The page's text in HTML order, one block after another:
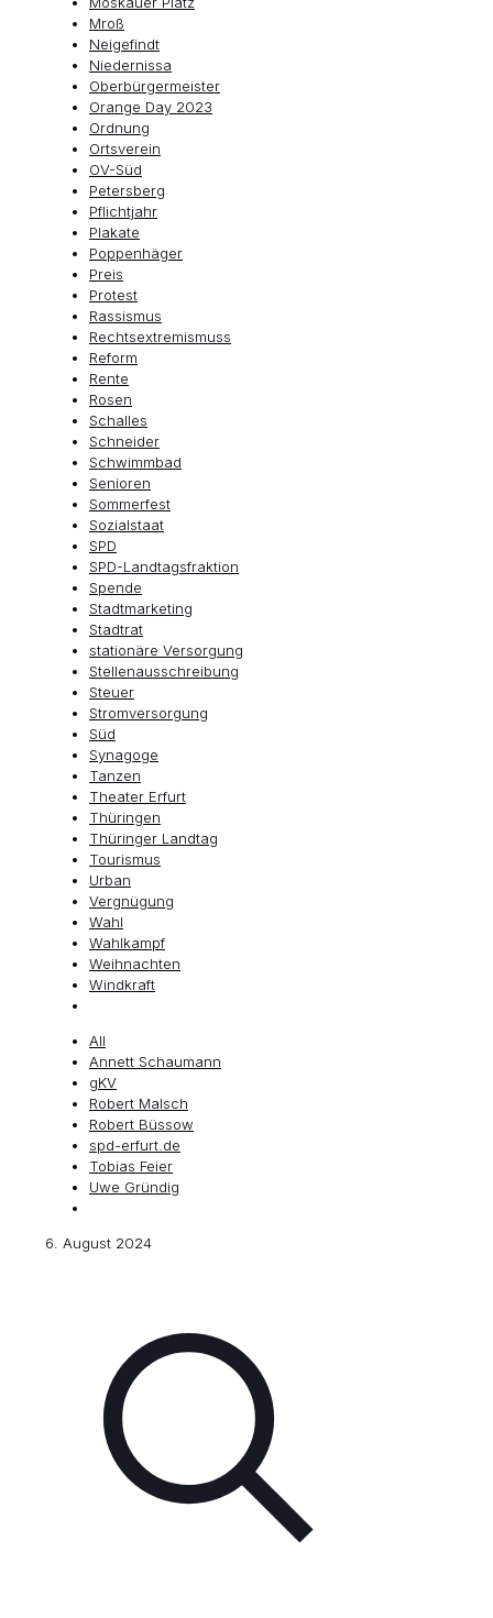
Mroß
Neigefindt
Niedernissa
Oberbürgermeister
Orange Day 2023
Ordnung
Ortsverein
OV-Süd
Petersberg
Pflichtjahr
Plakate
Poppenhäger
Preis
Protest
Rassismus
Rechtsextremismuss
Reform
Rente
Rosen
Schalles
Schneider
Schwimmbad
Senioren
Sommerfest
Sozialstaat
SPD
SPD-Landtagsfraktion
Spende
Stadtmarketing
Stadtrat
stationäre Versorgung
Stellenausschreibung
Steuer
Stromversorgung
Süd
Synagoge
Tanzen
Theater Erfurt
Thüringen
Thüringer Landtag
Tourismus
Urban
Vergnügung
Wahl
Wahlkampf
Weihnachten
Windkraft
All
Annett Schaumann
gKV
Robert Malsch
Robert Büssow
spd-erfurt.de
Tobias Feier
Uwe Gründig
6. August 2024